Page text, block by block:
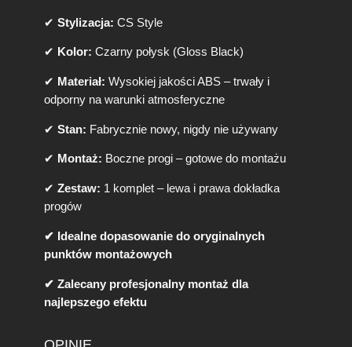
S
t
l
e
z
r
y
P
ł
y
k
(
✔ Stylizacja: CS Style
✔ Kolor: Czarny połysk (Gloss Black)
✔ Materiał: Wysokiej jakości ABS – trwały i
odporny na warunki atmosferyczne
✔ Stan: Fabrycznie nowy, nigdy nie używany
✔ Montaż: Boczne progi – gotowe do montażu
✔ Zestaw: 1 komplet – lewa i prawa dokładka
progów
✔ Idealne dopasowanie do oryginalnych
punktów montażowych
✔ Zalecany profesjonalny montaż dla
najlepszego efektu